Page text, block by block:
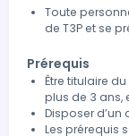
Manier
bagages
décharger
installer
B- Relation client : B.1- Avoir une
et attitude adaptées : - Avoir
correcte et
Toute
de T3P et se
Prérequis
Être titulaire
plus de 3 ans,
Disposer d’un
Les prérequis